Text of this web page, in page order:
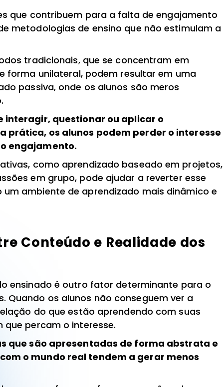
que contribuem para a falta de engajamento
metodologias de ensino que não estimulam a
tradicionais, que se concentram em
forma unilateral, podem resultar em uma
passiva, onde os alunos são meros
interagir, questionar ou aplicar o
prática, os alunos podem perder o interesse
engajamento.
como aprendizado baseado em projetos,
em grupo, pode ajudar a reverter esse
ambiente de aprendizado mais dinâmico e
Conteúdo e Realidade dos
ensinado é outro fator determinante para o
Quando os alunos não conseguem ver a
do que estão aprendendo com suas
que percam o interesse.
que são apresentadas de forma abstrata e
o mundo real tendem a gerar menos